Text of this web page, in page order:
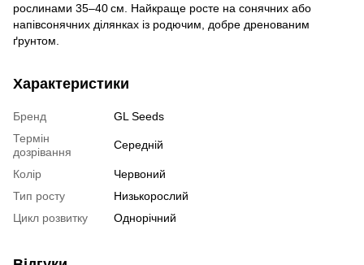
рослинами 35–40 см. Найкраще росте на сонячних або
напівсонячних ділянках із родючим, добре дренованим
ґрунтом.
Характеристики
Бренд
GL Seeds
Термін
дозрівання
Середній
Колір
Червоний
Тип росту
Низькорослий
Цикл розвитку
Однорічний